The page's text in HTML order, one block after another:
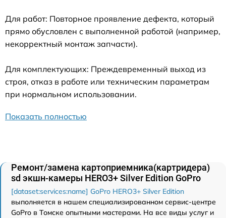
Для работ: Повторное проявление дефекта, который
прямо обусловлен с выполненной работой (например,
некорректный монтаж запчасти).
Для комплектующих: Преждевременный выход из
строя, отказ в работе или техническим параметрам
при нормальном использовании.
Показать полностью
Ремонт/замена картоприемника(картридера)
sd экшн-камеры HERO3+ Silver Edition GoPro
[dataset:services:name] GoPro HERO3+ Silver Edition
выполняется в нашем специализированном сервис-центре
GoPro в Томске опытными мастерами. На все виды услуг и